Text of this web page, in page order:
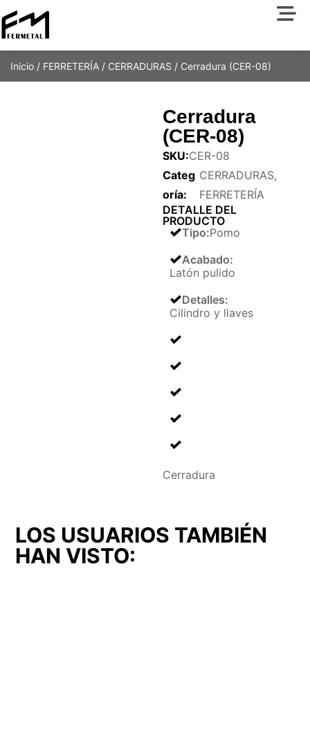
Inicio / FERRETERÍA / CERRADURAS / Cerradura (CER-08)
Cerradura
(CER-08)
SKU:CER-08
Categ
oría:
CERRADURAS,
FERRETERÍA
DETALLE DEL
PRODUCTO
Tipo:Pomo
Acabado:
Latón pulido
Detalles:
Cilindro y llaves
Cerradura
LOS USUARIOS TAMBIÉN
HAN VISTO: